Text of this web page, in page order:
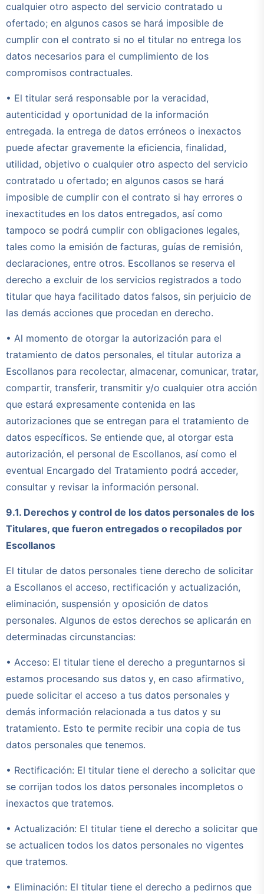
cualquier otro aspecto del servicio contratado u
ofertado; en algunos casos se hará imposible de
cumplir con el contrato si no el titular no entrega los
datos necesarios para el cumplimiento de los
compromisos contractuales.
• El titular será responsable por la veracidad,
autenticidad y oportunidad de la información
entregada. la entrega de datos erróneos o inexactos
puede afectar gravemente la eficiencia, finalidad,
utilidad, objetivo o cualquier otro aspecto del servicio
contratado u ofertado; en algunos casos se hará
imposible de cumplir con el contrato si hay errores o
inexactitudes en los datos entregados, así como
tampoco se podrá cumplir con obligaciones legales,
tales como la emisión de facturas, guías de remisión,
declaraciones, entre otros. Escollanos se reserva el
derecho a excluir de los servicios registrados a todo
titular que haya facilitado datos falsos, sin perjuicio de
las demás acciones que procedan en derecho.
• Al momento de otorgar la autorización para el
tratamiento de datos personales, el titular autoriza a
Escollanos para recolectar, almacenar, comunicar, tratar,
compartir, transferir, transmitir y/o cualquier otra acción
que estará expresamente contenida en las
autorizaciones que se entregan para el tratamiento de
datos específicos. Se entiende que, al otorgar esta
autorización, el personal de Escollanos, así como el
eventual Encargado del Tratamiento podrá acceder,
consultar y revisar la información personal.
9.1. Derechos y control de los datos personales de los
Titulares, que fueron entregados o recopilados por
Escollanos
El titular de datos personales tiene derecho de solicitar
a Escollanos el acceso, rectificación y actualización,
eliminación, suspensión y oposición de datos
personales. Algunos de estos derechos se aplicarán en
determinadas circunstancias:
• Acceso: El titular tiene el derecho a preguntarnos si
estamos procesando sus datos y, en caso afirmativo,
puede solicitar el acceso a tus datos personales y
demás información relacionada a tus datos y su
tratamiento. Esto te permite recibir una copia de tus
datos personales que tenemos.
• Rectificación: El titular tiene el derecho a solicitar que
se corrijan todos los datos personales incompletos o
inexactos que tratemos.
• Actualización: El titular tiene el derecho a solicitar que
se actualicen todos los datos personales no vigentes
que tratemos.
• Eliminación: El titular tiene el derecho a pedirnos que